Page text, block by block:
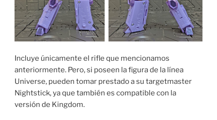
Incluye únicamente el rifle que mencionamos
anteriormente. Pero, si poseen la figura de la línea
Universe, pueden tomar prestado a su targetmaster
Nightstick, ya que también es compatible con la
versión de Kingdom.